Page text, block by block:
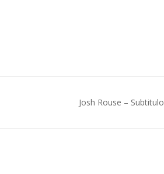
Josh Rouse – Subtitulo